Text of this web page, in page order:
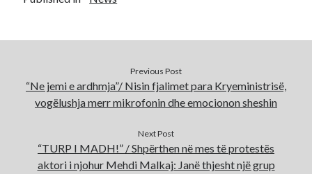
Previous Post
“Ne jemi e ardhmja”/ Nisin fjalimet para Kryeministrisë,
vogëlushja merr mikrofonin dhe emocionon sheshin
Next Post
“TURP I MADH!” / Shpërthen në mes të protestës
aktori i njohur Mehdi Malkaj: Janë thjesht një grup